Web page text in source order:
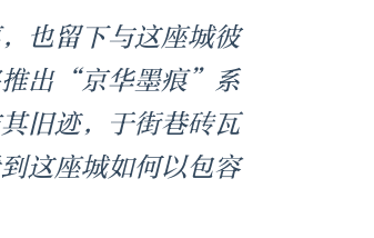
也留下与这座城彼
推出“京华墨痕”系
旧迹，于街巷砖瓦
这座城如何以包容